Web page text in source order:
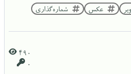
عکس شماره‌گذاری
490
0